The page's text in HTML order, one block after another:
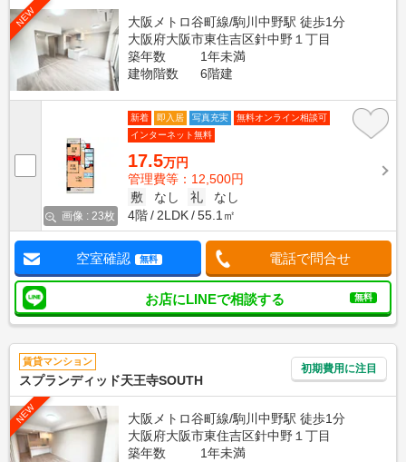
NEW
大阪メトロ谷町線/駒川中野駅 徒歩1分
大阪府大阪市東住吉区針中野１丁目
築年数
1年未満
建物階数
6階建
画像 : 23枚
新着 即入居 写真充実
無料オンライン相談可
インターネット無料
17.5万円
管理費等：12,500円
敷
なし 礼
なし
4階
2LDK 55.1㎡
空室確認 無料 電話で問合せ
お店にLINEで相談する 無料
賃貸マンション
スプランディッド天王寺SOUTH
初期費用に注目
NEW
大阪メトロ谷町線/駒川中野駅 徒歩1分
大阪府大阪市東住吉区針中野１丁目
築年数
1年未満